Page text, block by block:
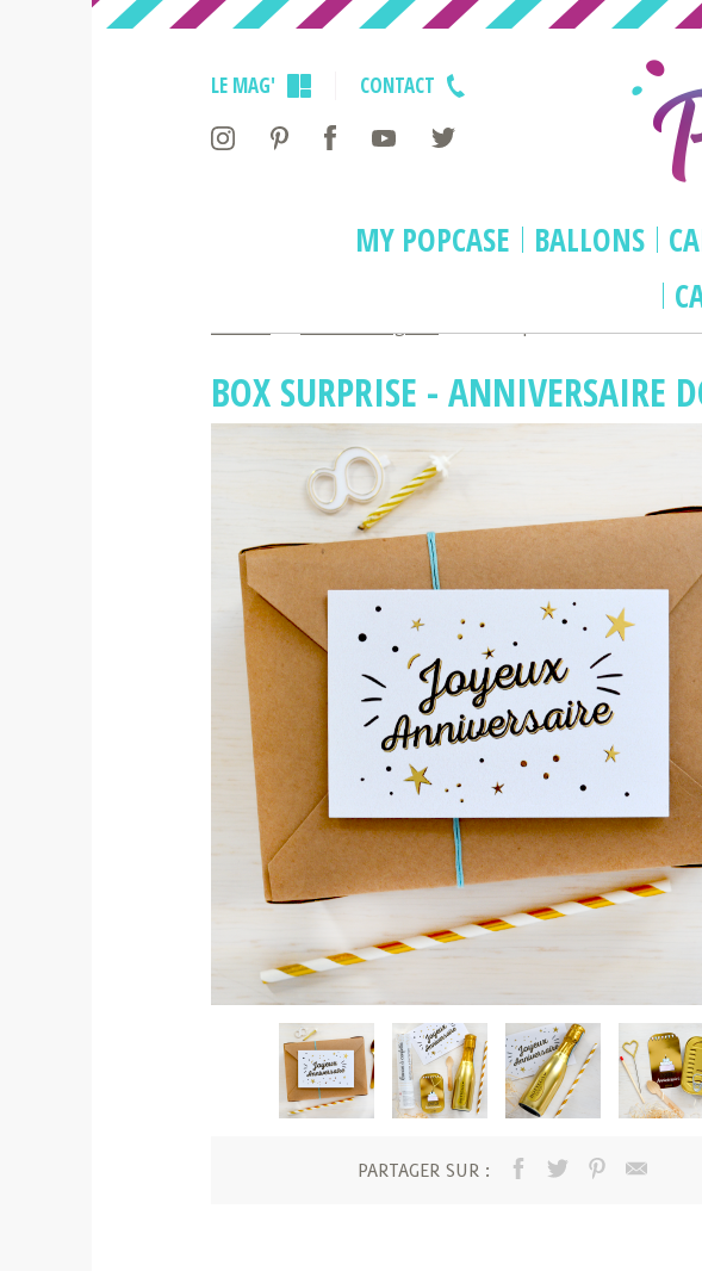
LE MAG' CONTACT
MY POPCASE BALLONS
BOX SURPRISE - ANNIVERSAIRE
PARTAGER SUR :